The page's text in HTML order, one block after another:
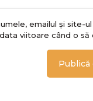
emailul și site-
viitoare când o să